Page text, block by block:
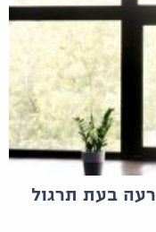
בעת תרגול